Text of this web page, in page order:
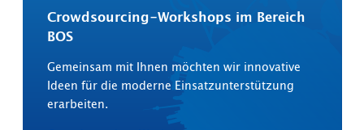
Crowdsourcing-Workshops im Bereich
BOS
Gemeinsam mit Ihnen möchten wir innovative
Ideen für die moderne Einsatzunterstützung
erarbeiten.